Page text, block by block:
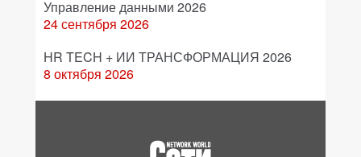
Управление данными 2026
24 сентября 2026
HR TECH + ИИ ТРАНСФОРМАЦИЯ 2026
8 октября 2026